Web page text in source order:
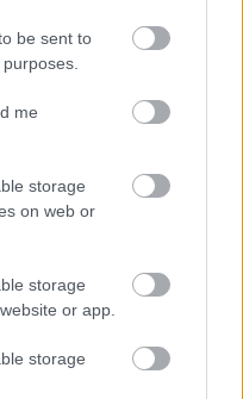
be sent to
me
storage
on web or
storage
or app.
storage
θυλάκου ως
διαβεβαίωσε:
την πρόταση που
Τραμπ για να
με την άμεση
μας. Αν η
τη Χαμάς), ο πόλεμος